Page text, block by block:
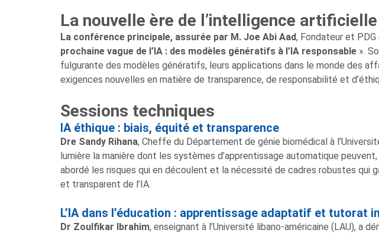
La nouvelle ère de l’intelligence artificielle
La conférence principale, assurée par M. Joe Abi Aad, Fondateur et
prochaine vague de l’IA : des modèles génératifs à l’IA responsable ».
fulgurante des modèles génératifs, leurs applications dans le monde des
exigences nouvelles en matière de transparence, de responsabilité et
Sessions techniques
IA éthique : biais, équité et transparence
Dre Sandy Rihana, Cheffe du Département de génie biomédical à
lumière la manière dont les systèmes d’apprentissage automatique
abordé les risques qui en découlent et la nécessité de cadres robustes qui
et transparent de l’IA.
L’IA dans l’éducation : apprentissage adaptatif et tutorat
Dr Zoulfikar Ibrahim, enseignant à l’Université libano-américaine (LAU), a